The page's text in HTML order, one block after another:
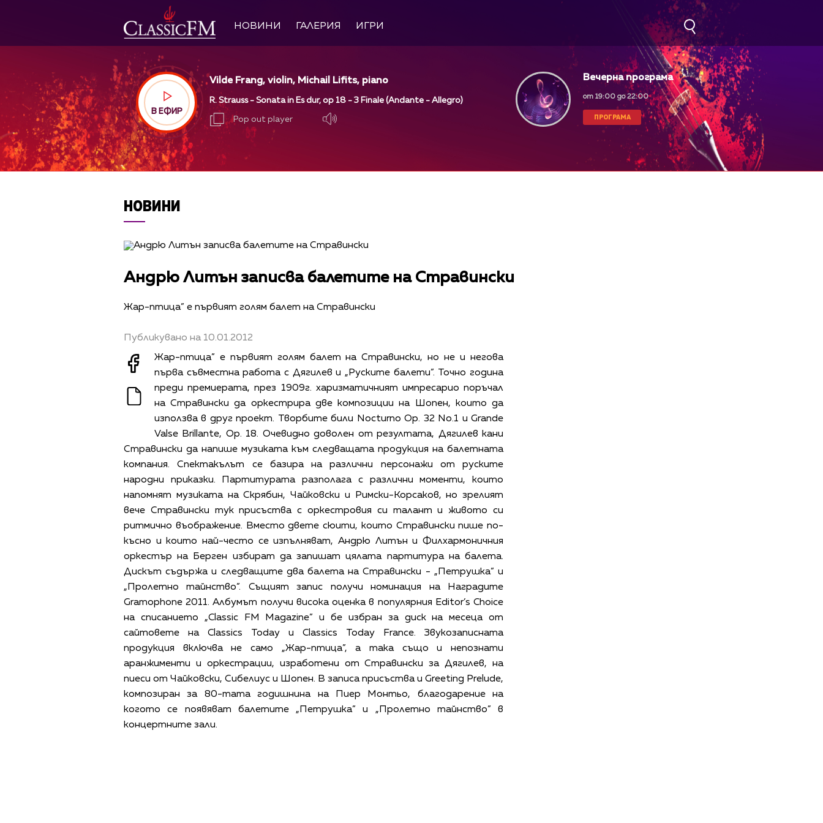
НОВИНИ ГАЛЕРИЯ ИГРИ
В ЕФИР
Vilde Frang, violin, Michail Lifits, piano
R. Strauss - Sonata in Es dur, op 18 - 3 Finale (Andante - Allegro)
Pop out player
Вечерна програма
от 19:00 до 22:00
ПРОГРАМА
НОВИНИ
Андрю Литън записва балетите на Стравински
Жар-птица” е първият голям балет на Стравински
Публикувано на 10.01.2012
Жар-птица” е първият голям балет на Стравински, но не и негова
първа съвместна работа с Дягилев и „Руските балети”. Точно година
преди премиерата, през 1909г. харизматичният импресарио поръчал
на Стравински да оркестрира две композиции на Шопен, които да
използва в друг проект. Творбите били Nocturno Op. 32 No.1 и Grande
Valse Brillante, Op. 18. Очевидно доволен от резултата, Дягилев кани
Стравински да напише музиката към следващата продукция на балетната
компания. Спектакълът се базира на различни персонажи от руските
народни приказки. Партитурата разполага с различни моменти, които
напомнят музиката на Скрябин, Чайковски и Римски-Корсаков, но зрелият
вече Стравински тук присъства с оркестровия си талант и живото си
ритмично въображение. Вместо двете сюити, които Стравински пише по-
късно и които най-често се изпълняват, Андрю Литън и Филхармоничния
оркестър на Берген избират да запишат цялата партитура на балета.
Дискът съдържа и следващите два балета на Стравински - „Петрушка” и
„Пролетно тайнство”. Същият запис получи номинация на Наградите
Gramophone 2011. Албумът получи висока оценка в популярния Editor’s Choice
на списанието „Classic FM Magazine” и бе избран за диск на месеца от
сайтовете на Classics Today и Classics Today France. Звукозаписната
продукция включва не само „Жар-птица”, а така също и непознати
аранжименти и оркестрации, изработени от Стравински за Дягилев, на
пиеси от Чайковски, Сибелиус и Шопен. В записа присъства и Greeting Prelude,
композиран за 80-тата годишнина на Пиер Монтьо, благодарение на
когото се появяват балетите „Петрушка” и „Пролетно тайнство” в
концертните зали.